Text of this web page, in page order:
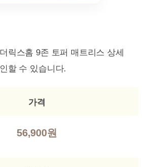
더릭스홈 9존 토퍼 매트리스 상세
할 수 있습니다.
가격
56,900원